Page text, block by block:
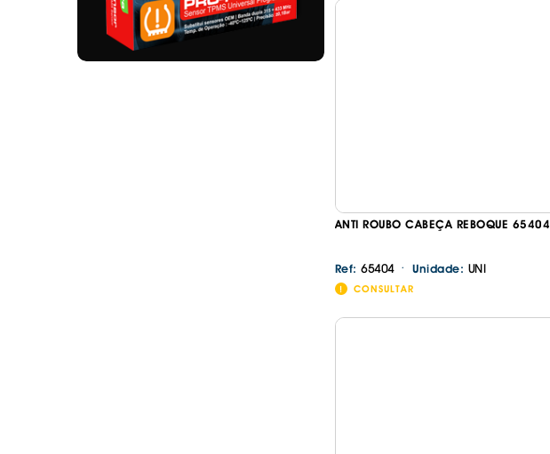
ANTI ROUBO CABEÇA REBOQUE 65404
Ref: 65404 · Unidade: UNI
CONSULTAR